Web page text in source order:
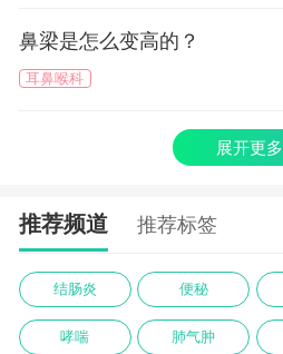
鼻梁是怎么变高的？
耳鼻喉科
展开更多
推荐频道 推荐标签
结肠炎 便秘
哮喘 肺气肿